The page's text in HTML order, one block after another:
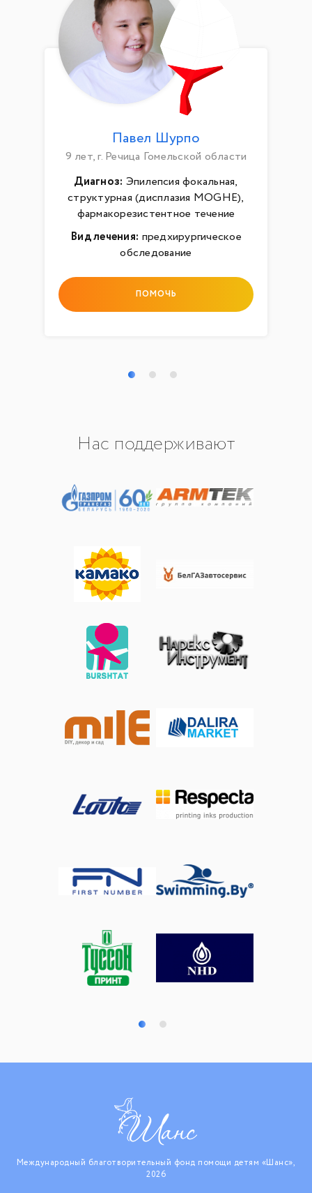
Павел Шурпо
9 лет, г. Речица Гомельской области
Диагноз: Эпилепсия фокальная,
структурная (дисплазия MOGHE),
фармакорезистентное течение
Вид лечения: предхирургическое
обследование
ПОМОЧЬ
Нас поддерживают
Международный благотворительный фонд помощи детям «Шанс»,
2026